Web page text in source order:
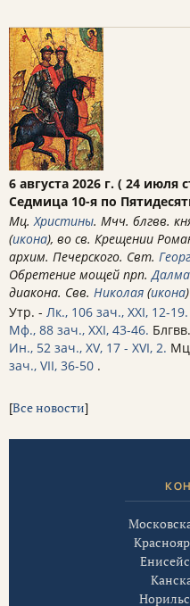
6 августа 2026 г. ( 24 июля
Седмица 10-я по
Мц.Христины. Мчч. блгвв.
(икона), во св. Крещении
архим. Печерского. Свт.
Обретение мощей прп.
диакона. Свв. Николая (икона
Утр. - Лк., 106 зач., XXI, 12-19.
Мф., 88 зач., XXI, 43-46.
Ин., 52 зач., XV, 17 - XVI, 2.
зач., VII, 36-50 .
[Все новости]